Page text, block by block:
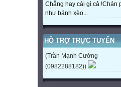
Chẳng hay cái gì cả !Chán
như bánh xèo...
HỖ TRỢ TRỰC TUYẾN
(Trần Mạnh Cường
(0982288182))